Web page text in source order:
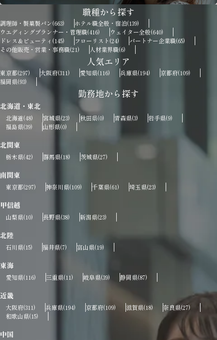
職種から探す
調理師・製菓製パン(663) ホテル職全般・宿泊(139)
ウエディングプランナー・管理職(416) ウェイター全般(640)
ドレス＆ビューティ (145) フローリスト (24) パートナー企業職(65)
その他販売・営業・事務職(21) 人材業界職(6)
人気エリア
東京都(297) 大阪府(311) 愛知県(116) 兵庫県(194) 京都府(109)
福岡県(93)
勤務地から探す
北海道・東北
北海道(48) 宮城県(23) 秋田県(0) 青森県(3) 岩手県(9)
福島県(39) 山形県(0)
北関東
栃木県(42) 群馬県(18) 茨城県(27)
南関東
東京都(297) 神奈川県(109) 千葉県(61) 埼玉県(23)
甲信越
山梨県(10) 長野県(38) 新潟県(23)
北陸
石川県(15) 福井県(7) 富山県(19)
東海
愛知県(116) 三重県(11) 岐阜県(39) 静岡県(87)
近畿
大阪府(311) 兵庫県(194) 京都府(109) 滋賀県(18) 奈良県(27)
和歌山県(15)
中国